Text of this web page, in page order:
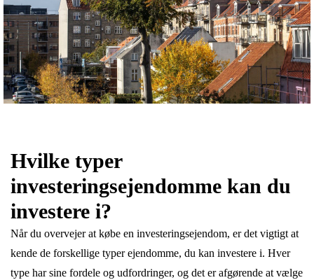
Hvilke typer
investeringsejendomme kan du
investere i?
Når du overvejer at købe en investeringsejendom, er det vigtigt at
kende de forskellige typer ejendomme, du kan investere i. Hver
type har sine fordele og udfordringer, og det er afgørende at vælge